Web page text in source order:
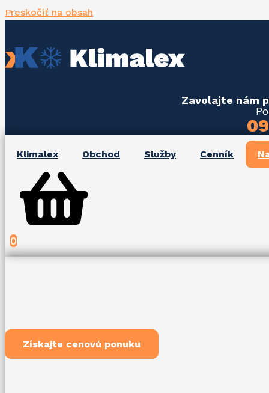
Preskočiť na obsah
Zavolajte nám
Klimalex Obchod Služby Cenník
0
Získajte cenovú ponuku